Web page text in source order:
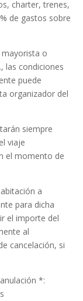
charter, trenes,
de gastos sobre
o
las condiciones
puede
organizador del
siempre
viaje
el momento de
a
para dicha
el importe del
al
cancelación, si
*: